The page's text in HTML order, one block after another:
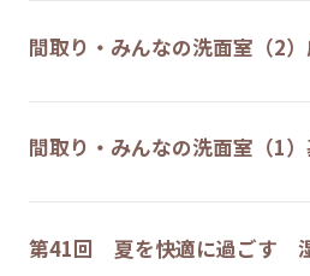
間取り・みんなの洗面室（
間取り・みんなの洗面室（1
第41回 夏を快適に過ごす